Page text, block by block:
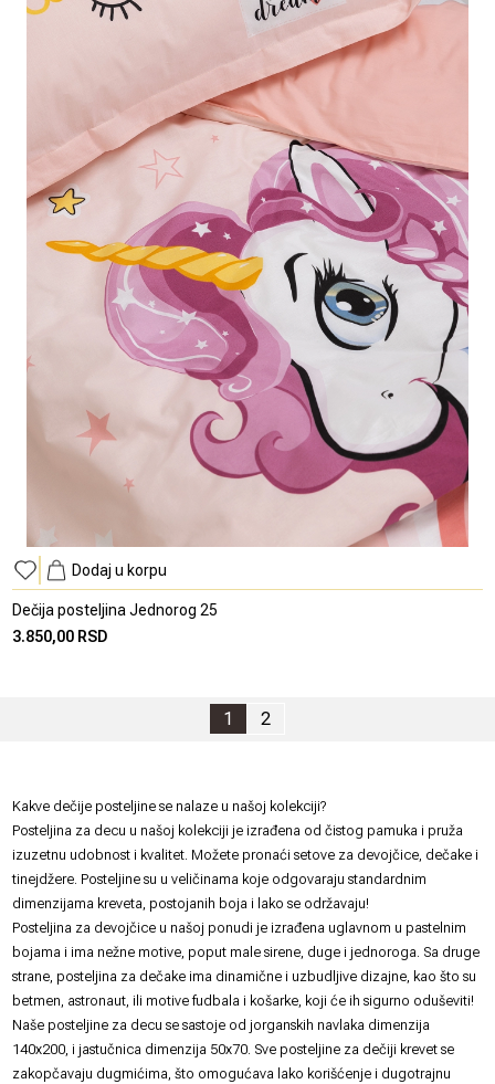
Dodaj u korpu
Dečija posteljina Jednorog 25
3.850,00 RSD
1 2
Kakve dečije posteljine se nalaze u našoj kolekciji?
Posteljina za decu u našoj kolekciji je izrađena od čistog pamuka i pruža
izuzetnu udobnost i kvalitet. Možete pronaći setove za devojčice, dečake i
tinejdžere. Posteljine su u veličinama koje odgovaraju standardnim
dimenzijama kreveta, postojanih boja i lako se održavaju!
Posteljina za devojčice u našoj ponudi je izrađena uglavnom u pastelnim
bojama i ima nežne motive, poput male sirene, duge i jednoroga. Sa druge
strane, posteljina za dečake ima dinamične i uzbudljive dizajne, kao što su
betmen, astronaut, ili motive fudbala i košarke, koji će ih sigurno oduševiti!
Naše posteljine za decu se sastoje od jorganskih navlaka dimenzija
140x200, i jastučnica dimenzija 50x70. Sve posteljine za dečiji krevet se
zakopčavaju dugmićima, što omogućava lako korišćenje i dugotrajnu